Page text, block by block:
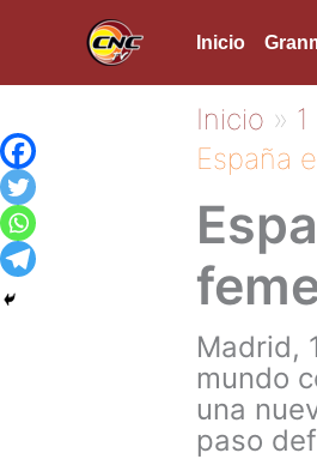
Inicio
Inicio 1
España
Madrid,
mundo
una
paso